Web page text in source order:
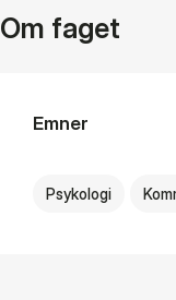
Om faget
Emner
Psykologi